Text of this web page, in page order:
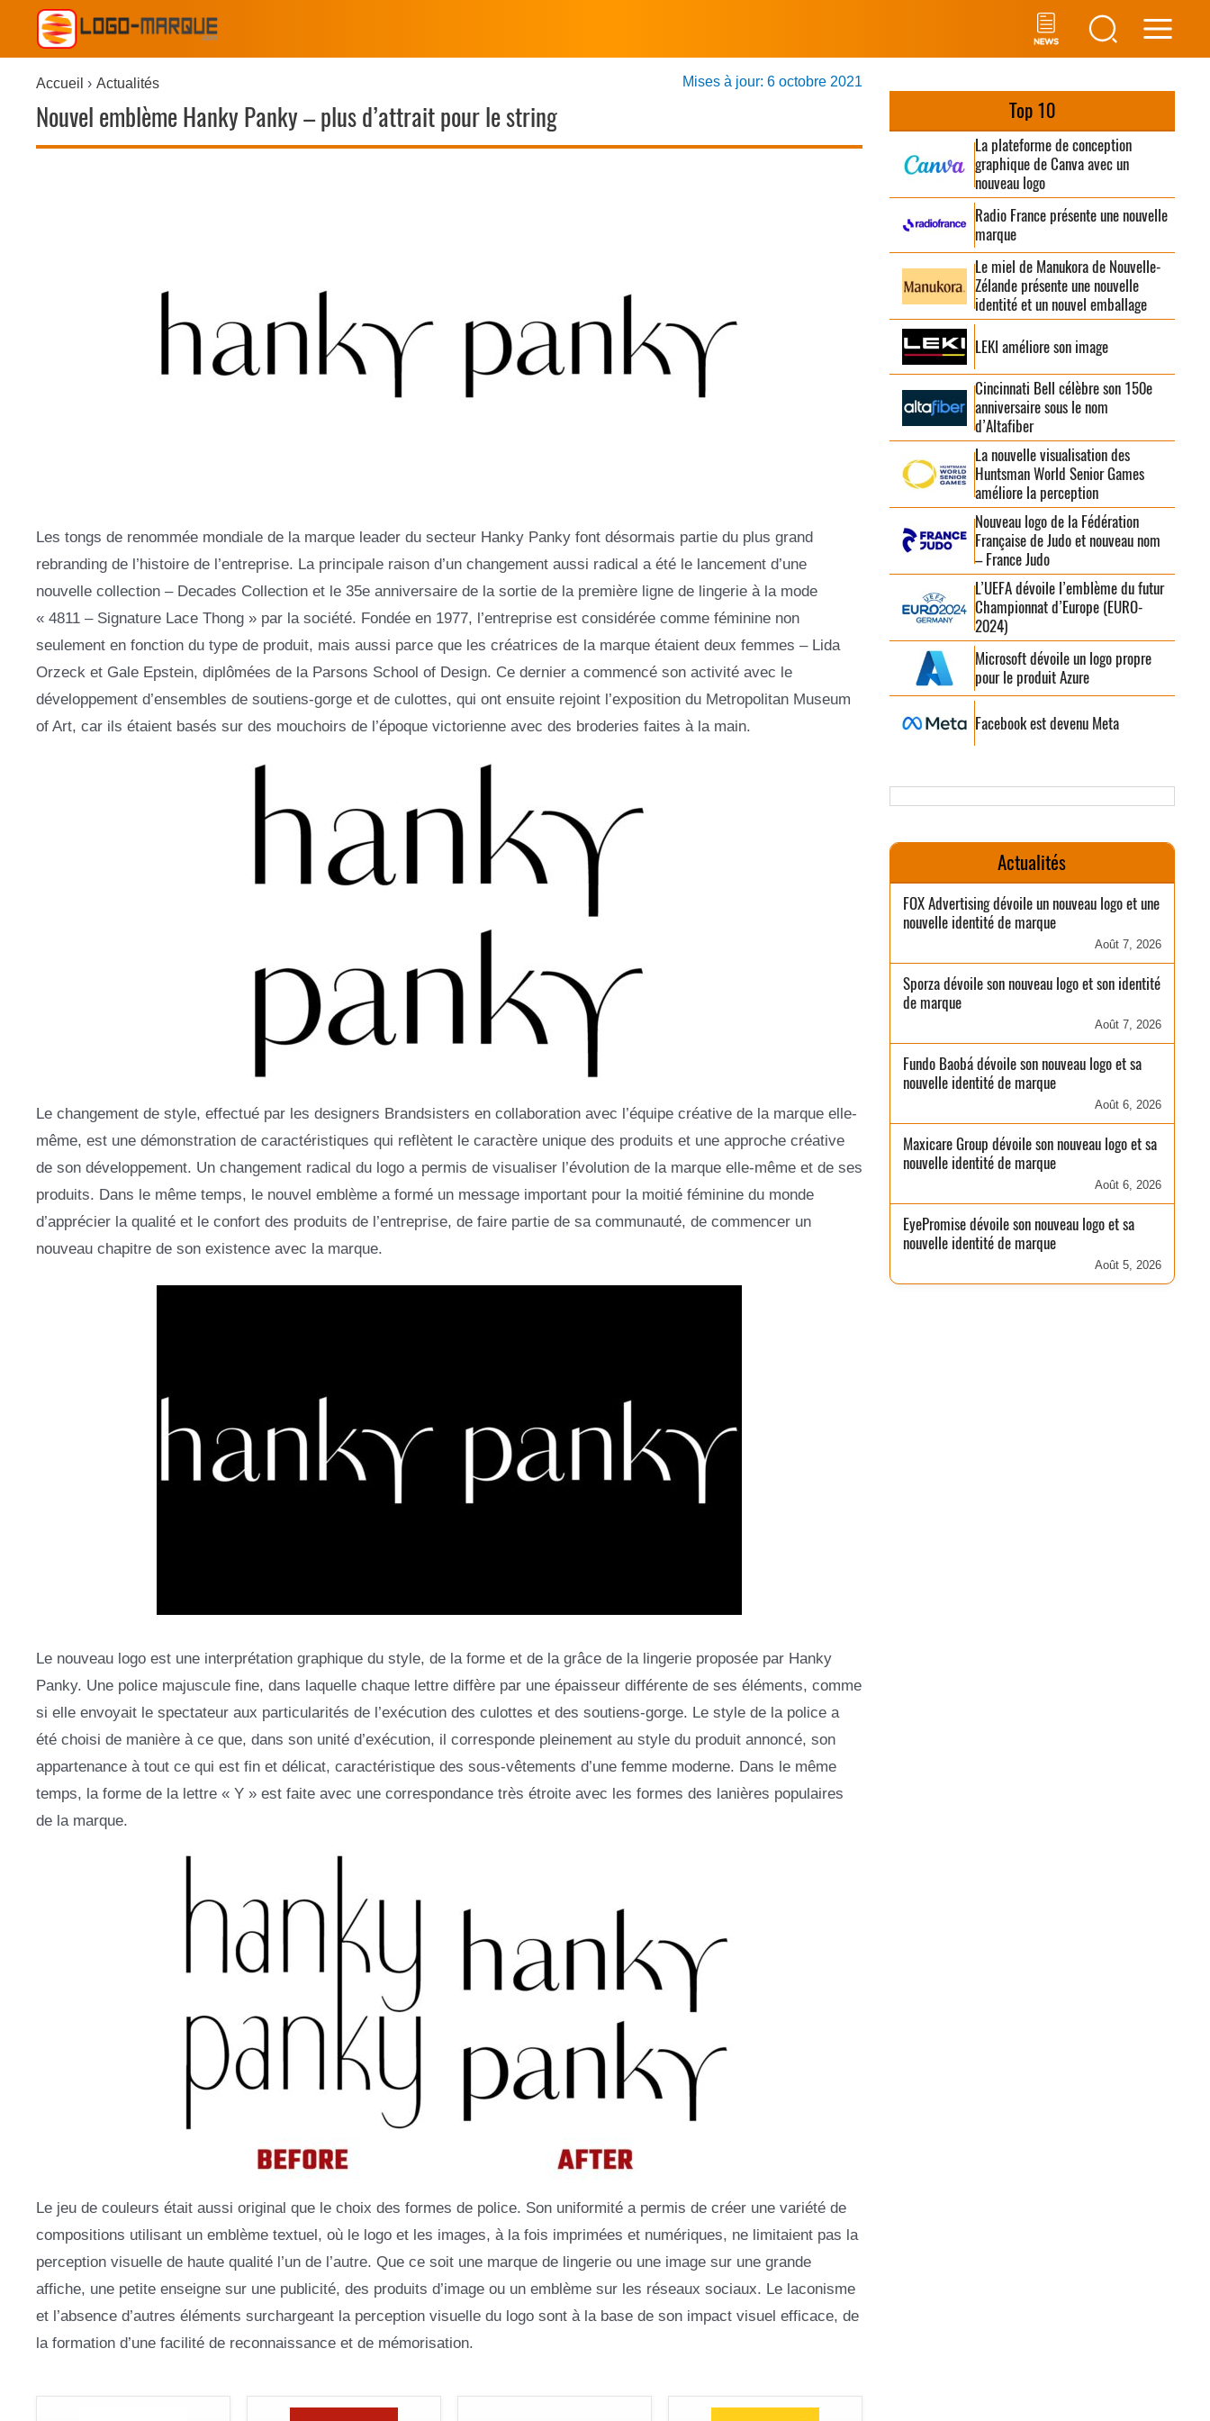
Accueil Actualités
Nouvel emblème Hanky ​​Panky – plus d’attrait pour le string
Mises à jour: 6 octobre 2021
Les tongs de renommée mondiale de la marque leader du secteur Hanky ​​Panky font désormais partie du plus grand
rebranding de l’histoire de l’entreprise. La principale raison d’un changement aussi radical a été le lancement d’une
nouvelle collection – Decades Collection et le 35e anniversaire de la sortie de la première ligne de lingerie à la mode
« 4811 – Signature Lace Thong » par la société. Fondée en 1977, l’entreprise est considérée comme féminine non
seulement en fonction du type de produit, mais aussi parce que les créatrices de la marque étaient deux femmes – Lida
Orzeck et Gale Epstein, diplômées de la Parsons School of Design. Ce dernier a commencé son activité avec le
développement d’ensembles de soutiens-gorge et de culottes, qui ont ensuite rejoint l’exposition du Metropolitan Museum
of Art, car ils étaient basés sur des mouchoirs de l’époque victorienne avec des broderies faites à la main.
Le changement de style, effectué par les designers Brandsisters en collaboration avec l’équipe créative de la marque elle-
même, est une démonstration de caractéristiques qui reflètent le caractère unique des produits et une approche créative
de son développement. Un changement radical du logo a permis de visualiser l’évolution de la marque elle-même et de ses
produits. Dans le même temps, le nouvel emblème a formé un message important pour la moitié féminine du monde
d’apprécier la qualité et le confort des produits de l’entreprise, de faire partie de sa communauté, de commencer un
nouveau chapitre de son existence avec la marque.
Le nouveau logo est une interprétation graphique du style, de la forme et de la grâce de la lingerie proposée par Hanky ​​
Panky. Une police majuscule fine, dans laquelle chaque lettre diffère par une épaisseur différente de ses éléments, comme
si elle envoyait le spectateur aux particularités de l’exécution des culottes et des soutiens-gorge. Le style de la police a
été choisi de manière à ce que, dans son unité d’exécution, il corresponde pleinement au style du produit annoncé, son
appartenance à tout ce qui est fin et délicat, caractéristique des sous-vêtements d’une femme moderne. Dans le même
temps, la forme de la lettre « Y » est faite avec une correspondance très étroite avec les formes des lanières populaires
de la marque.
Le jeu de couleurs était aussi original que le choix des formes de police. Son uniformité a permis de créer une variété de
compositions utilisant un emblème textuel, où le logo et les images, à la fois imprimées et numériques, ne limitaient pas la
perception visuelle de haute qualité l’un de l’autre. Que ce soit une marque de lingerie ou une image sur une grande
affiche, une petite enseigne sur une publicité, des produits d’image ou un emblème sur les réseaux sociaux. Le laconisme
et l’absence d’autres éléments surchargeant la perception visuelle du logo sont à la base de son impact visuel efficace, de
la formation d’une facilité de reconnaissance et de mémorisation.
Top 10
La plateforme de conception
graphique de Canva avec un
nouveau logo
Radio France présente une nouvelle
marque
Le miel de Manukora de Nouvelle-
Zélande présente une nouvelle
identité et un nouvel emballage
LEKI améliore son image
Cincinnati Bell célèbre son 150e
anniversaire sous le nom
d’Altafiber
La nouvelle visualisation des
Huntsman World Senior Games
améliore la perception
Nouveau logo de la Fédération
Française de Judo et nouveau nom
– France Judo
L’UEFA dévoile l’emblème du futur
Championnat d’Europe (EURO-
2024)
Microsoft dévoile un logo propre
pour le produit Azure
Facebook est devenu Meta
Actualités
FOX Advertising dévoile un nouveau logo et une
nouvelle identité de marque
Août 7, 2026
Sporza dévoile son nouveau logo et son identité
de marque
Août 7, 2026
Fundo Baobá dévoile son nouveau logo et sa
nouvelle identité de marque
Août 6, 2026
Maxicare Group dévoile son nouveau logo et sa
nouvelle identité de marque
Août 6, 2026
EyePromise dévoile son nouveau logo et sa
nouvelle identité de marque
Août 5, 2026